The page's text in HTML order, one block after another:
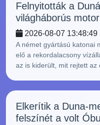
Felnyitották a
világháborús
2026-08-07 13:48:49 |
A német gyártású katonai
elő a rekordalacsony
az is kiderült, mit rejtett az
Elkerítik a Duna-
felszínét a volt